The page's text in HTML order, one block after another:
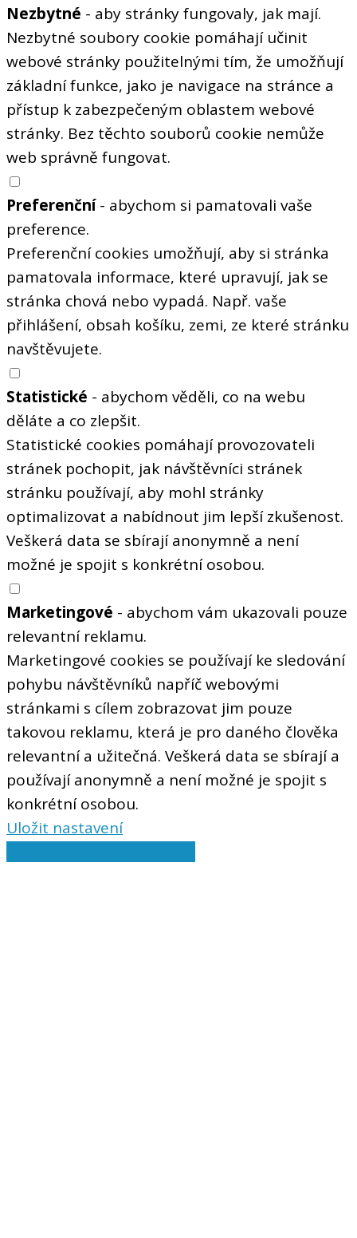
Nezbytné - aby stránky fungovaly, jak mají.
Nezbytné soubory cookie pomáhají učinit
webové stránky použitelnými tím, že umožňují
základní funkce, jako je navigace na stránce a
přístup k zabezpečeným oblastem webové
stránky. Bez těchto souborů cookie nemůže
web správně fungovat.
Preferenční- abychom si pamatovali vaše
preference.
Preferenční cookies umožňují, aby si stránka
pamatovala informace, které upravují, jak se
stránka chová nebo vypadá. Např. vaše
přihlášení, obsah košíku, zemi, ze které stránku
navštěvujete.
Statistické - abychom věděli, co na webu
děláte a co zlepšit.
Statistické cookies pomáhají provozovateli
stránek pochopit, jak návštěvníci stránek
stránku používají, aby mohl stránky
optimalizovat a nabídnout jim lepší zkušenost.
Veškerá data se sbírají anonymně a není
možné je spojit s konkrétní osobou.
Marketingové - abychom vám ukazovali pouze
relevantní reklamu.
Marketingové cookies se používají ke sledování
pohybu návštěvníků napříč webovými
stránkami s cílem zobrazovat jim pouze
takovou reklamu, která je pro daného člověka
relevantní a užitečná. Veškerá data se sbírají a
používají anonymně a není možné je spojit s
konkrétní osobou.
Uložit nastavení